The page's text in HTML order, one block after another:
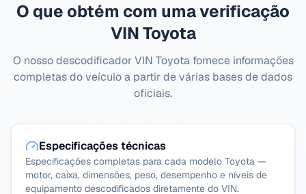
O que obtém com uma verificação
VIN Toyota
O nosso descodificador VIN Toyota fornece informações
completas do veículo a partir de várias bases de dados
oficiais.
Especificações técnicas
Especificações completas para cada modelo Toyota —
motor, caixa, dimensões, peso, desempenho e níveis de
equipamento descodificados diretamente do VIN.